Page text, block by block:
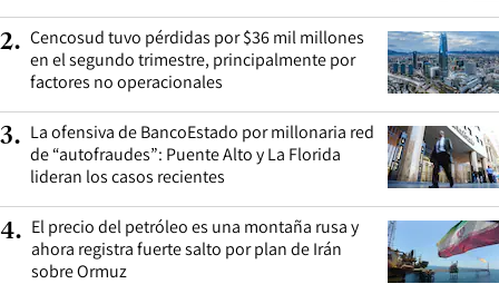
2. Cencosud tuvo pérdidas por $36 mil millones
en el segundo trimestre, principalmente por
factores no operacionales
3. La ofensiva de BancoEstado por millonaria red
de “autofraudes”: Puente Alto y La Florida
lideran los casos recientes
4. El precio del petróleo es una montaña rusa y
ahora registra fuerte salto por plan de Irán
sobre Ormuz